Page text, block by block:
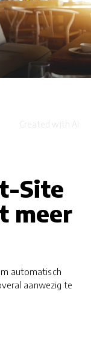
Site
meer
automatisch
aanwezig te